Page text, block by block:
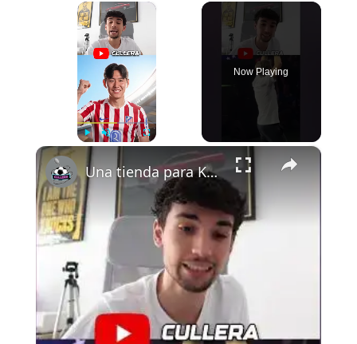
×
Now Playing
×
Una tienda para Kang In Lee